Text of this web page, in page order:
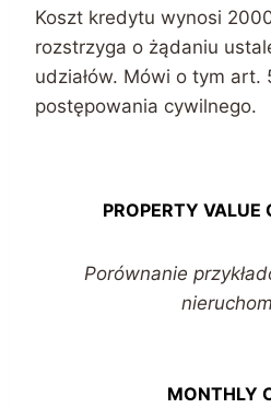
Koszt kredytu wynosi
rozstrzyga o żądaniu
udziałów. Mówi o tym art.
postępowania cywilnego.
PROPERTY VALUE
Porównanie
MONTHLY